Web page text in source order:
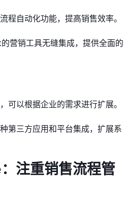
程自动化功能，提高销售效率。
营销工具无缝集成，提供全面的
可以根据企业的需求进行扩展。
第三方应用和平台集成，扩展系
注重销售流程管